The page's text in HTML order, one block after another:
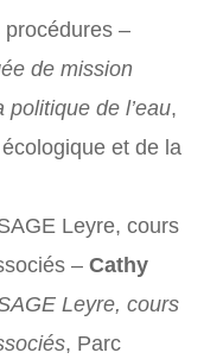
–
de mission
de l’eau,
et de la
Leyre, cours
– Cathy
Leyre, cours
, Parc